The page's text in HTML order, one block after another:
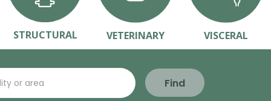
STRUCTURAL VETERINARY VISCERAL
Find